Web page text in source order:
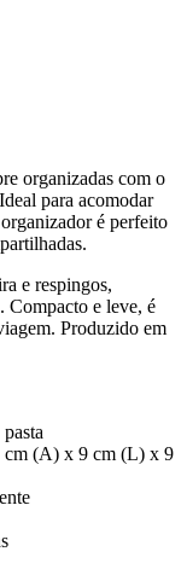
organizadas com o
para acomodar
é perfeito
e respingos,
Compacto e leve, é
Produzido em
cm (A) x 9 cm (L) x 9